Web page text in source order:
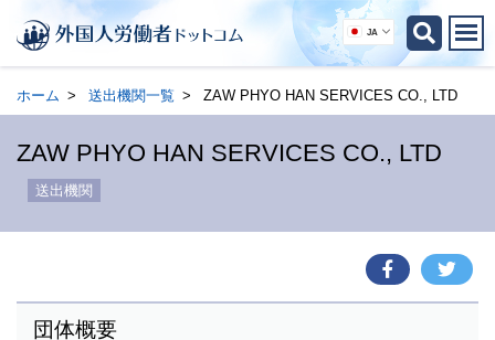
JA
ホーム 送出機関一覧 ZAW PHYO HAN SERVICES CO., LTD
ZAW PHYO HAN SERVICES CO., LTD
送出機関
団体概要